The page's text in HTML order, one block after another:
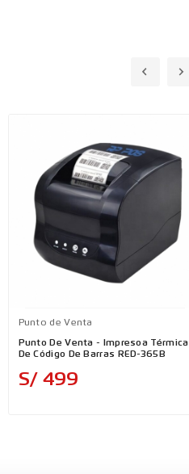
Punto de Venta
Punto De Venta - Impresoa Térmica
De Código De Barras RED-365B
S/ 499